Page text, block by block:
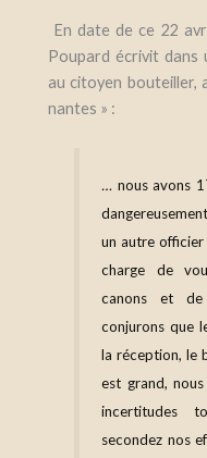
En date de ce 22
Poupard écrivit dans
au citoyen bouteiller,
nantes » :
… nous avons
un autre
charge de
canons et
conjurons que
laréception, le
est grand,
incertitudes
secondez nos